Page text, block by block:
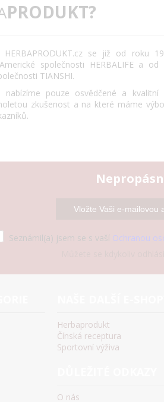
PRODUKT?
se již od roku
společnosti HERBALIFE a od
TIANSHI.
nabízíme pouze osvědčené a kvalitní
zkušenost a na které máme
Seznámil(a) jsem se s vaší Ochranou
Herbaprodukt
Čínská receptura
Sportovní výživa
O nás